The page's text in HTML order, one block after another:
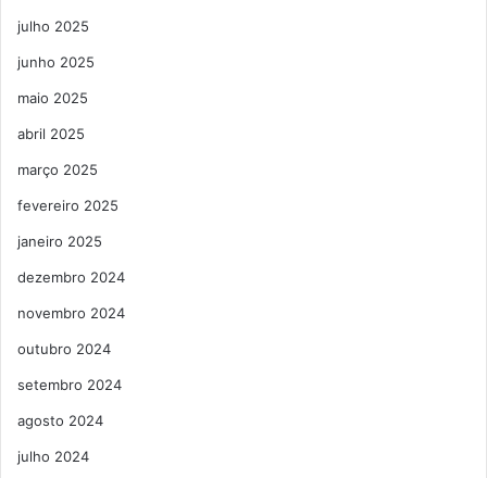
julho 2025
junho 2025
maio 2025
abril 2025
março 2025
fevereiro 2025
janeiro 2025
dezembro 2024
novembro 2024
outubro 2024
setembro 2024
agosto 2024
julho 2024